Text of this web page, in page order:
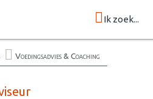
Ik zoek...
Voedingsadvies & Coaching